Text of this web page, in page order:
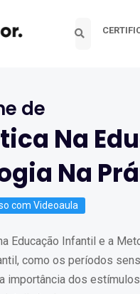
de
Na
Na
com Videoaula
Educação Infantil e a
como os períodos
importância dos